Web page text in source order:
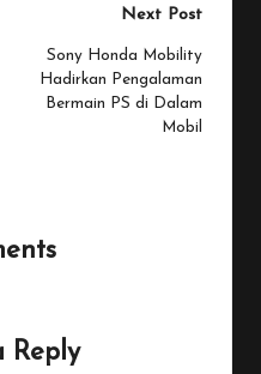
Next Post
Sony Honda Mobility
Hadirkan Pengalaman
Bermain PS di Dalam
Mobil
Reply